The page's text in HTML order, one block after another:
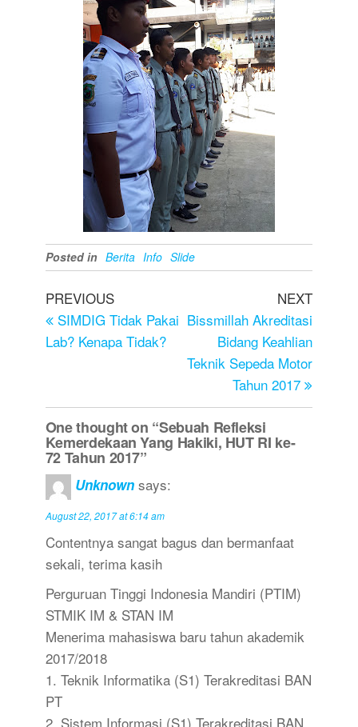
Posted in Berita Info Slide
PREVIOUS
SIMDIG Tidak Pakai
Lab? Kenapa Tidak?
NEXT
Bissmillah Akreditasi
Bidang Keahlian
Teknik Sepeda Motor
Tahun 2017
One thought on “Sebuah Refleksi
Kemerdekaan Yang Hakiki, HUT RI ke-
72 Tahun 2017”
Unknown says:
August 22, 2017 at 6:14 am
Contentnya sangat bagus dan bermanfaat
sekali, terima kasih
Perguruan Tinggi Indonesia Mandiri (PTIM)
STMIK IM & STAN IM
Menerima mahasiswa baru tahun akademik
2017/2018
1. Teknik Informatika (S1) Terakreditasi BAN
PT
2. Sistem Informasi (S1) Terakreditasi BAN